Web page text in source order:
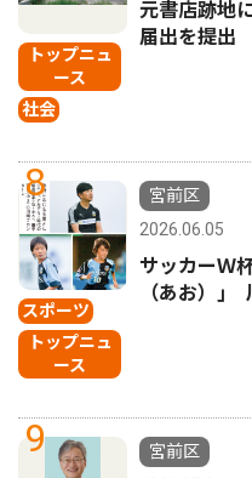
トップニュ
ース
社会
元書店跡地
届出を提出
8
スポーツ
トップニュ
ース
宮前区
2026.06.05
サッカーＷ
（あお）｣
9
宮前区